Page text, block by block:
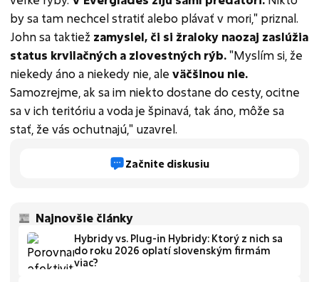
by sa tam nechcel stratiť alebo plávať v mori," priznal.
John sa taktiež zamyslel, či si žraloky naozaj zaslúžia
status krvilačných a zlovestných rýb."Myslím si, že
niekedy áno a niekedy nie, ale väčšinou nie.
Samozrejme, ak sa im niekto dostane do cesty, ocitne
sa v ich teritóriu a voda je špinavá, tak áno, môže sa
stať, že vás ochutnajú," uzavrel.
Začnite diskusiu
Najnovšie články
Hybridy vs. Plug-in Hybridy: Ktorý z nich sa
do roku 2026 oplatí slovenským firmám
viac?